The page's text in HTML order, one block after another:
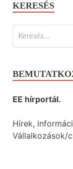
KERESÉS
EE hírportál.
Hírek,
Vállalkozások/